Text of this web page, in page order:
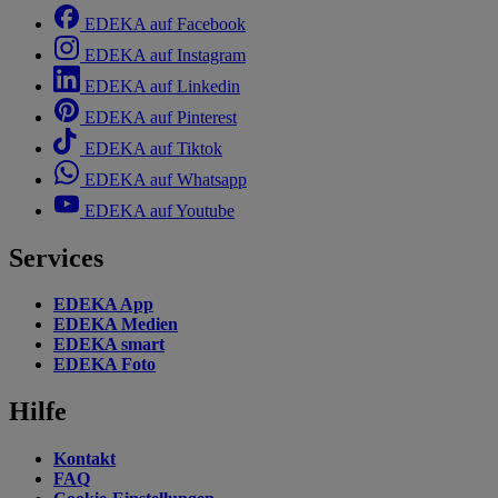
EDEKA auf Facebook
EDEKA auf Instagram
EDEKA auf Linkedin
EDEKA auf Pinterest
EDEKA auf Tiktok
EDEKA auf Whatsapp
EDEKA auf Youtube
Services
EDEKA App
EDEKA Medien
EDEKA smart
EDEKA Foto
Hilfe
Kontakt
FAQ